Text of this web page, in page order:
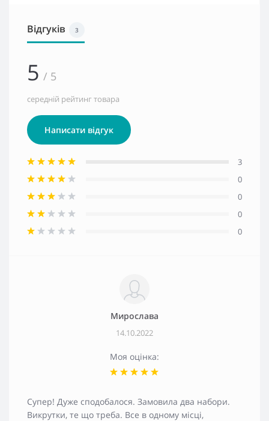
Відгуків 3
5 / 5
середній рейтинг товара
Написати відгук
3
0
0
0
0
Мирослава
14.10.2022
Моя оцінка:
Супер! Дуже сподобалося. Замовила два набори.
Викрутки, те що треба. Все в одному місці,